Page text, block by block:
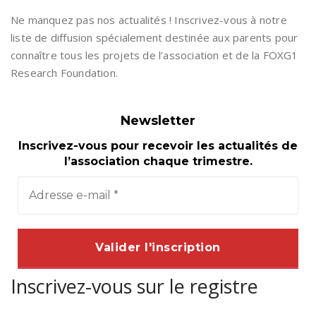
Ne manquez pas nos actualités ! Inscrivez-vous à notre
liste de diffusion spécialement destinée aux parents pour
connaître tous les projets de l’association et de la FOXG1
Research Foundation.
Newsletter
Inscrivez-vous pour recevoir les actualités de
l’association chaque trimestre.
Inscrivez-vous sur le registre